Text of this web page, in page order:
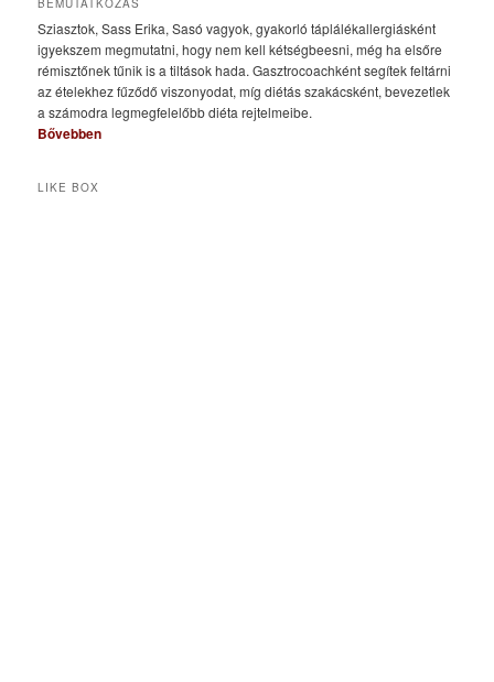
BEMUTATKOZÁS
Sziasztok, Sass Erika, Sasó vagyok, gyakorló táplálékallergiásként
igyekszem megmutatni, hogy nem kell kétségbeesni, még ha elsőre
rémisztőnek tűnik is a tiltások hada. Gasztrocoachként segítek feltárni
az ételekhez fűződő viszonyodat, míg diétás szakácsként, bevezetlek
a számodra legmegfelelőbb diéta rejtelmeibe.
Bővebben
LIKE BOX